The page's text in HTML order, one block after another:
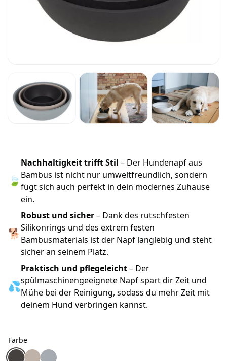
🍃
Nachhaltigkeit trifft Stil – Der Hundenapf aus
Bambus ist nicht nur umweltfreundlich, sondern
fügt sich auch perfekt in dein modernes Zuhause
ein.
🐕
Robust und sicher– Dank des rutschfesten
Silikonrings und des extrem festen
Bambusmaterials ist der Napf langlebig und steht
sicher an seinem Platz.
💦
Praktisch und pflegeleicht– Der
spülmaschinengeeignete Napf spart dir Zeit und
Mühe bei der Reinigung, sodass du mehr Zeit mit
deinem Hund verbringen kannst.
Farbe
Farbe
District 70 Bambus Hundenapf "Bamboo" dunkelgrau
District 70 Bambus Hundenapf "Bamboo" Beige
District 70 Bambus Hundenapf "Bamboo"